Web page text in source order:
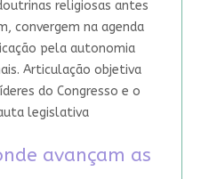
religiosas antes
convergem na agenda
pela autonomia
Articulação objetiva
do Congresso e o
legislativa
avançam as